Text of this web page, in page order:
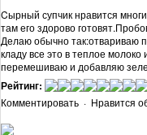
Cырный супчик нравится
там его здорово
Делаю обычно так:отвариваю
кладу все это в теплое
перемешиваю и добавляю
Рейтинг:
Комментировать · Нравится